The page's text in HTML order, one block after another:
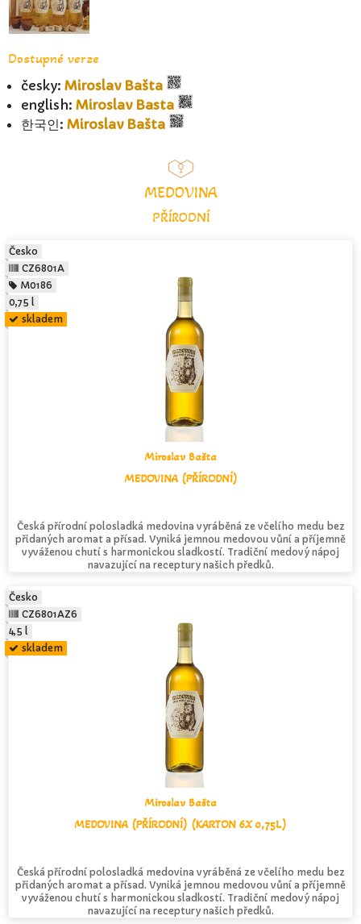
Dostupné verze
česky: Miroslav Bašta
english: Miroslav Basta
한국인: Miroslav Bašta
MEDOVINA
PŘÍRODNÍ
Miroslav Bašta
MEDOVINA (PŘÍRODNÍ)
Česká přírodní polosladká medovina vyráběná ze včelího medu bez
přidaných aromat a přísad. Vyniká jemnou medovou vůní a příjemně
vyváženou chutí s harmonickou sladkostí. Tradiční medový nápoj
navazující na receptury našich předků.
Česko
CZ6801A
M0186
0,75 l
skladem
Miroslav Bašta
MEDOVINA (PŘÍRODNÍ) (KARTON 6X 0,75L)
Česká přírodní polosladká medovina vyráběná ze včelího medu bez
přidaných aromat a přísad. Vyniká jemnou medovou vůní a příjemně
vyváženou chutí s harmonickou sladkostí. Tradiční medový nápoj
navazující na receptury našich předků.
Česko
CZ6801AZ6
4,5 l
skladem